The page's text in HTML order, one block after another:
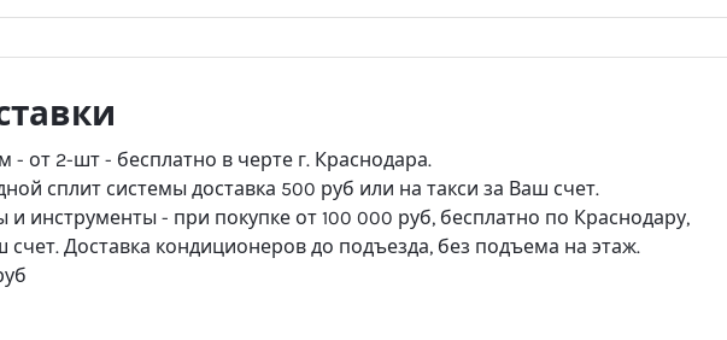
- от 2-шт - бесплатно в черте г. Краснодара.
сплит системы доставка 500 руб или на такси за Ваш счет.
и инструменты - при покупке от 100 000 руб, бесплатно по Краснодару,
счет. Доставка кондиционеров до подъезда, без подъема на этаж.